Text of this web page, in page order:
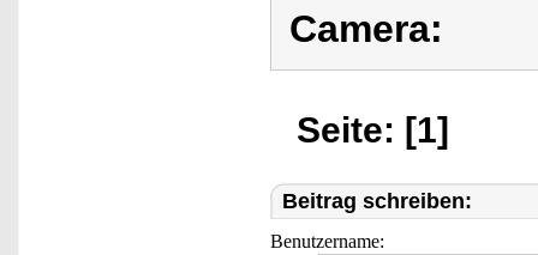
Camera:
Seite: [1]
Beitrag schreiben:
Benutzername: